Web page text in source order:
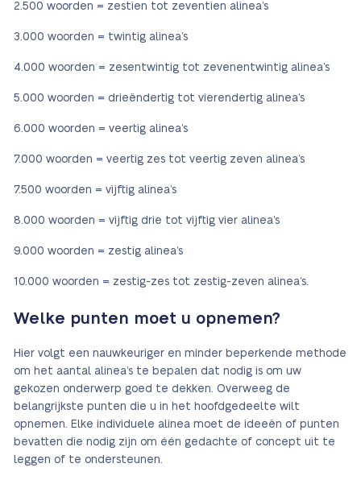
2.500 woorden = zestien tot zeventien alinea’s
3.000 woorden = twintig alinea’s
4.000 woorden = zesentwintig tot zevenentwintig alinea’s
5.000 woorden = drieëndertig tot vierendertig alinea’s
6.000 woorden = veertig alinea’s
7.000 woorden = veertig zes tot veertig zeven alinea’s
7.500 woorden = vijftig alinea’s
8.000 woorden = vijftig drie tot vijftig vier alinea’s
9.000 woorden = zestig alinea’s
10.000 woorden = zestig-zes tot zestig-zeven alinea’s.
Welke punten moet u opnemen?
Hier volgt een nauwkeuriger en minder beperkende methode
om het aantal alinea’s te bepalen dat nodig is om uw
gekozen onderwerp goed te dekken. Overweeg de
belangrijkste punten die u in het hoofdgedeelte wilt
opnemen. Elke individuele alinea moet de ideeën of punten
bevatten die nodig zijn om één gedachte of concept uit te
leggen of te ondersteunen.